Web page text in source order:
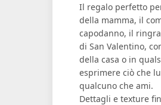
Il regalo perfetto
della mamma, il
capodanno, il
di San Valentino,
della casa o in
esprimere ciò che
qualcuno che ami.
Dettagli e texture